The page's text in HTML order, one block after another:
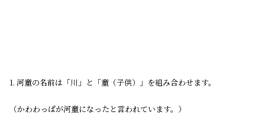
1. 河童の名前は「川」と「童（子供）」を組み合わせます。
（かわわっぱが河童になったと言われています。）